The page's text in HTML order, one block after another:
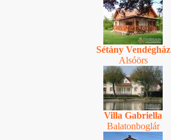
Sétány Vendégház
Alsóörs
Villa Gabriella
Balatonboglár